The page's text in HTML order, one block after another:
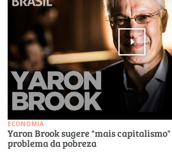
ECONOMIA
Yaron Brook sugere "mais
problema da pobreza